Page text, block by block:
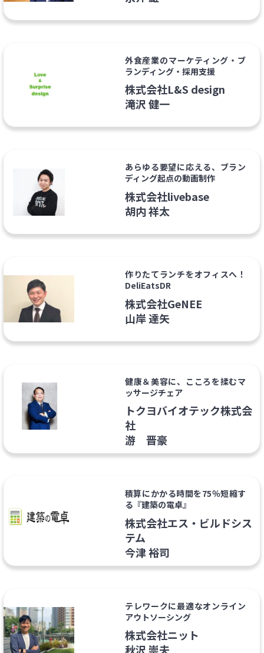
外食産業のマーケティング・ブ
ランディング・採用支援
株式会社L&S design
滝沢 健一
あらゆる要望に応える、ブラン
ディング起点の動画制作
株式会社livebase
胡内 祥太
作りたてランチをオフィスへ！
DeliEatsDR
株式会社GeNEE
山岸 達矢
健康＆美容に、こころを揉むマ
ッサージチェア
トクヨバイオテック株式会
社
游 晋豪
積算にかかる時間を75％短縮す
る『建築の電卓』
株式会社エス・ビルドシス
テム
今津 裕司
テレワークに最適なオンライン
アウトソーシング
株式会社ニット
秋沢 崇夫